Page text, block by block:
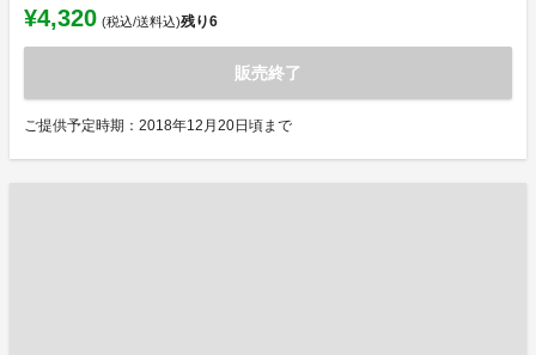
¥4,320 (税込/送料込)残り6
販売終了
ご提供予定時期：2018年12月20日頃まで